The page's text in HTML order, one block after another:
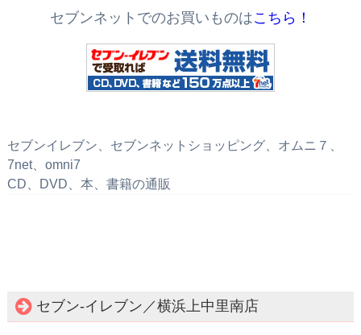
セブンネットでのお買いものはこちら！
セブンイレブン、セブンネットショッピング、オムニ７、
7net、omni7
CD、DVD、本、書籍の通販
セブン‐イレブン／横浜上中里南店